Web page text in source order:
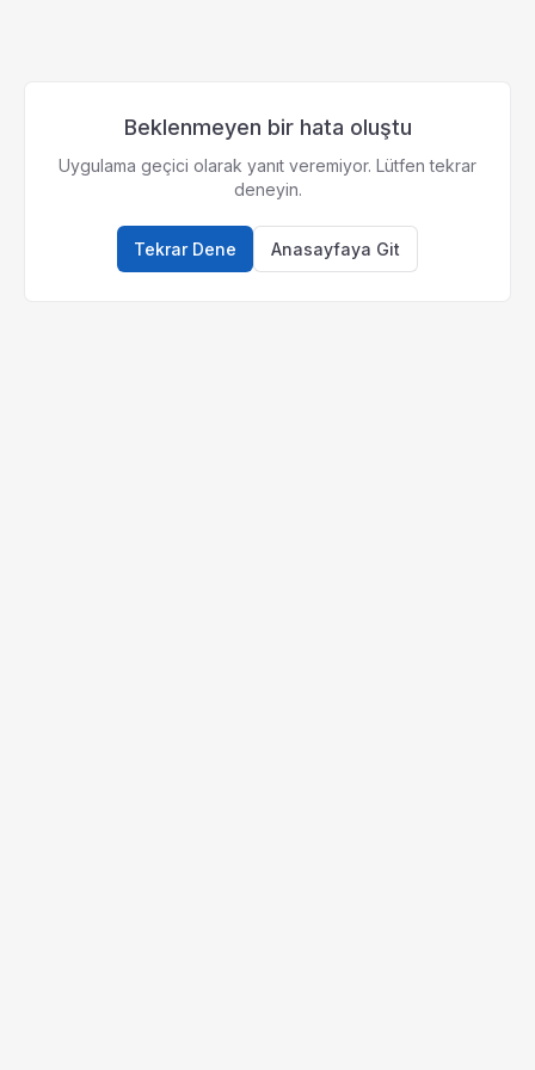
Beklenmeyen bir hata oluştu
Uygulama geçici olarak yanıt veremiyor. Lütfen tekrar
deneyin.
Tekrar Dene Anasayfaya Git